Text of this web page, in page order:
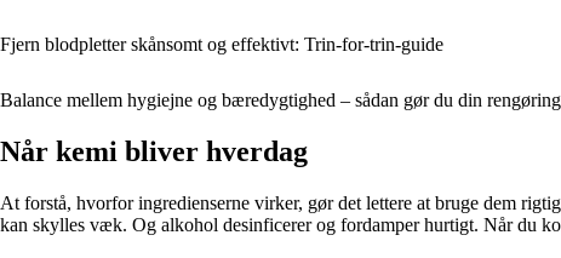
Fjern blodpletter skånsomt og effektivt: Trin-for-trin-guide
Balance mellem hygiejne og bæredygtighed – sådan gør du din
Når kemi bliver hverdag
At forstå, hvorfor ingredienserne virker, gør det lettere at bruge dem
kan skylles væk. Og alkohol desinficerer og fordamper hurtigt. Når du